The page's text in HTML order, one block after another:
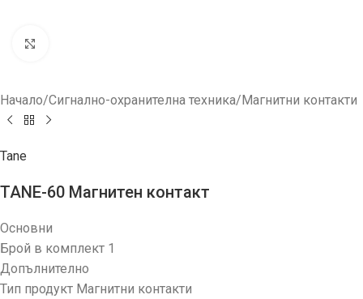
Начало/Сигнално-охранителна техника/Магнитни контакти
Tane
TANE-60 Магнитен контакт
Основни
Брой в комплект 1
Допълнително
Тип продукт Магнитни контакти